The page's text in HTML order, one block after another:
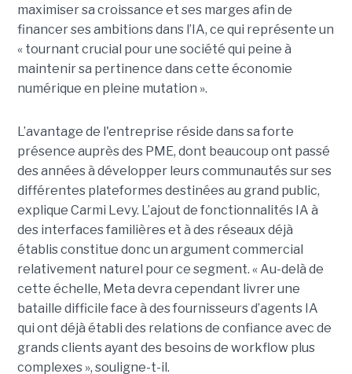
maximiser sa croissance et ses marges afin de
financer ses ambitions dans l’IA, ce qui représente un
« tournant crucial pour une société qui peine à
maintenir sa pertinence dans cette économie
numérique en pleine mutation ».
L’avantage de l'entreprise réside dans sa forte
présence auprès des PME, dont beaucoup ont passé
des années à développer leurs communautés sur ses
différentes plateformes destinées au grand public,
explique Carmi Levy. L’ajout de fonctionnalités IA à
des interfaces familières et à des réseaux déjà
établis constitue donc un argument commercial
relativement naturel pour ce segment. « Au-delà de
cette échelle, Meta devra cependant livrer une
bataille difficile face à des fournisseurs d’agents IA
qui ont déjà établi des relations de confiance avec de
grands clients ayant des besoins de workflow plus
complexes », souligne-t-il.